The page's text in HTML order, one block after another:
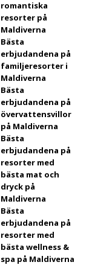
romantiska
resorter på
Maldiverna
Bästa
erbjudandena på
familjeresorter i
Maldiverna
Bästa
erbjudandena på
övervattensvillor
på Maldiverna
Bästa
erbjudandena på
resorter med
bästa mat och
dryck på
Maldiverna
Bästa
erbjudandena på
resorter med
bästa wellness &
spa på Maldiverna